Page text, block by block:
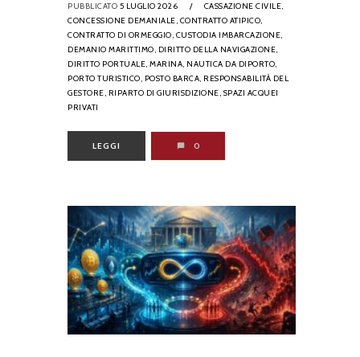
PUBBLICATO 5 LUGLIO 2026 /
CASSAZIONE CIVILE,
CONCESSIONE DEMANIALE, CONTRATTO ATIPICO,
CONTRATTO DI ORMEGGIO, CUSTODIA IMBARCAZIONE,
DEMANIO MARITTIMO, DIRITTO DELLA NAVIGAZIONE,
DIRITTO PORTUALE, MARINA, NAUTICA DA DIPORTO,
PORTO TURISTICO, POSTO BARCA, RESPONSABILITÀ DEL
GESTORE, RIPARTO DI GIURISDIZIONE, SPAZI ACQUEI
PRIVATI
LEGGI 0